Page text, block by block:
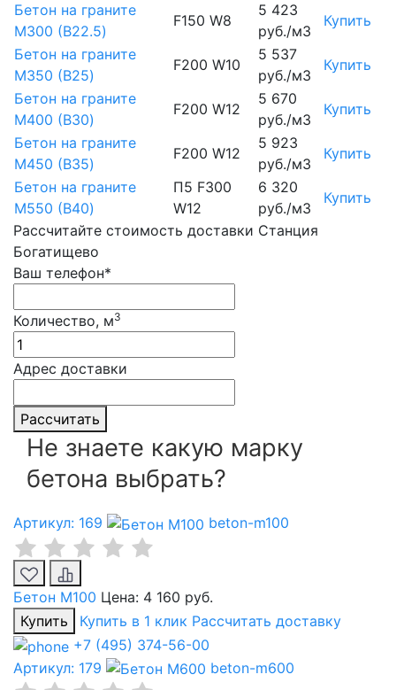
Бетон на граните
М300 (B22.5)
F150 W8
5 423
руб./м3
Купить
Бетон на граните
М350 (B25)
F200 W10
5 537
руб./м3
Купить
Бетон на граните
М400 (B30)
F200 W12
5 670
руб./м3
Купить
Бетон на граните
М450 (B35)
F200 W12
5 923
руб./м3
Купить
Бетон на граните
М550 (B40)
П5 F300
W12
6 320
руб./м3
Купить
Рассчитайте стоимость доставки Станция
Богатищево
Ваш телефон*
Количество, м3
Адрес доставки
Рассчитать
Не знаете какую марку
бетона выбрать?
Артикул: 169 beton-m100
Бетон М100 Цена: 4 160 руб.
Купить
Купить в 1 клик Рассчитать доставку
+7 (495) 374-56-00
Артикул: 179
beton-m600